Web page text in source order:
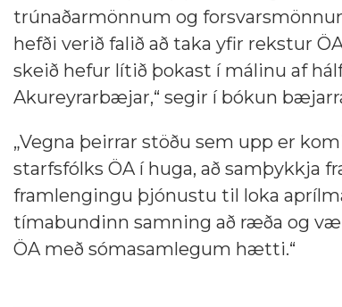
trúnaðarmönnum og
hefði verið falið að taka yfir rekstur
skeið hefur lítið þokast í málinu af
Akureyrarbæjar,“ segir í bókun
„Vegna þeirrar stöðu sem upp er
starfsfólks ÖA í huga, að samþykkja
framlengingu þjónustu til loka
tímabundinn samning að ræða og
ÖA með sómasamlegum hætti.“